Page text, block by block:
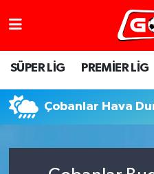
SÜPER LİG PREMİER LİG
Çobanlar Hava